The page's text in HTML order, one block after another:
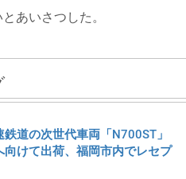
あいさつした。
鉄道の次世代車両「N700ST」
向けて出荷、福岡市内でレセプ